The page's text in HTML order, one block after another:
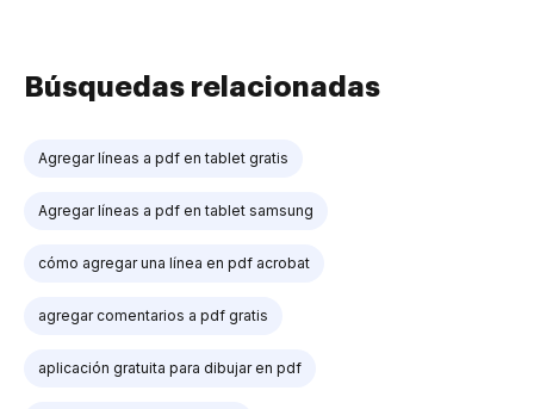
Búsquedas relacionadas
Agregar líneas a pdf en tablet gratis
Agregar líneas a pdf en tablet samsung
cómo agregar una línea en pdf acrobat
agregar comentarios a pdf gratis
aplicación gratuita para dibujar en pdf